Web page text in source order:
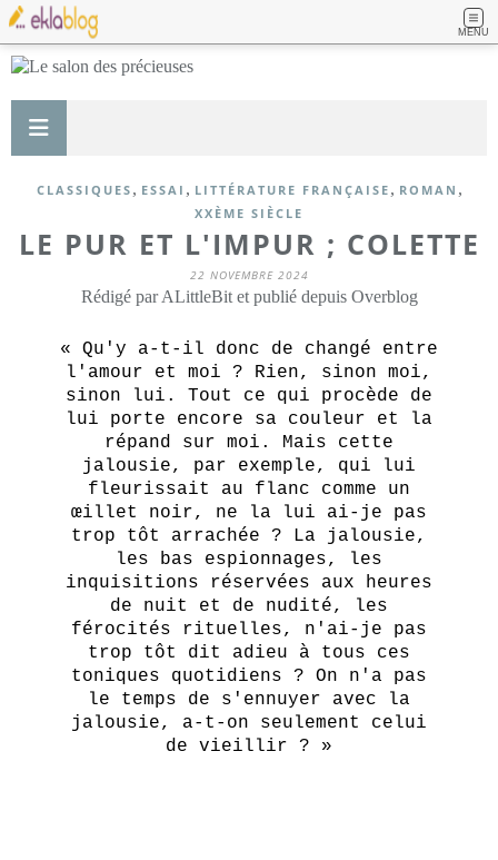
MENU
CLASSIQUES , ESSAI , LITTÉRATURE FRANÇAISE , ROMAN ,
XXÈME SIÈCLE
LE PUR ET L'IMPUR ; COLETTE
22 NOVEMBRE 2024
Rédigé par ALittleBit et publié depuis Overblog
« Qu'y a-t-il donc de changé entre
l'amour et moi ? Rien, sinon moi,
sinon lui. Tout ce qui procède de
lui porte encore sa couleur et la
répand sur moi. Mais cette
jalousie, par exemple, qui lui
fleurissait au flanc comme un
œillet noir, ne la lui ai-je pas
trop tôt arrachée ? La jalousie,
les bas espionnages, les
inquisitions réservées aux heures
de nuit et de nudité, les
férocités rituelles, n'ai-je pas
trop tôt dit adieu à tous ces
toniques quotidiens ? On n'a pas
le temps de s'ennuyer avec la
jalousie, a-t-on seulement celui
de vieillir ? »